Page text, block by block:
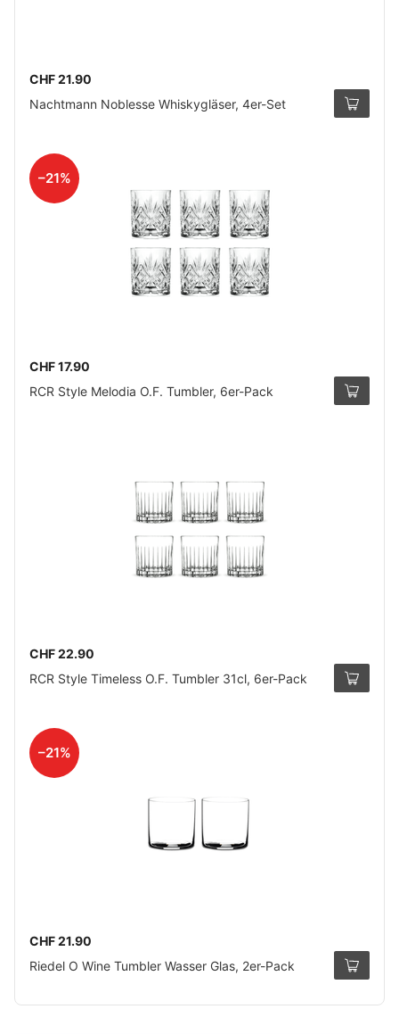
CHF 21.90
Nachtmann Noblesse Whiskygläser, 4er-Set
–21%
CHF 17.90
RCR Style Melodia O.F. Tumbler, 6er-Pack
CHF 22.90
RCR Style Timeless O.F. Tumbler 31cl, 6er-Pack
–21%
CHF 21.90
Riedel O Wine Tumbler Wasser Glas, 2er-Pack